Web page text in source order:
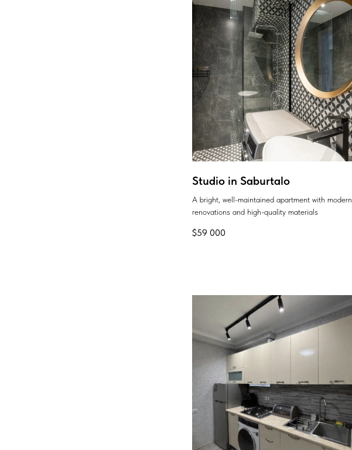
Studio in Saburtalo
A bright, well-maintained apartment with modern
renovations and high-quality materials
$59 000